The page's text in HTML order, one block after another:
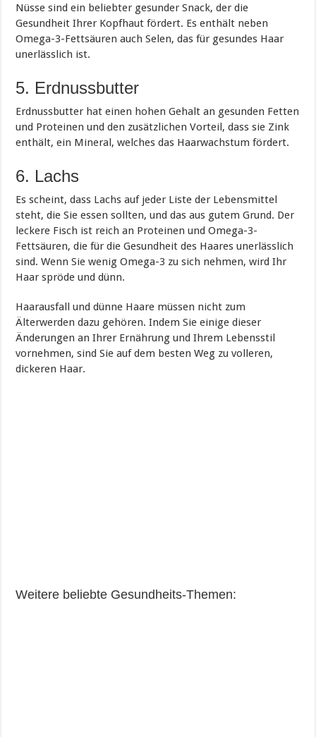
Nüsse sind ein beliebter gesunder Snack, der die
Gesundheit Ihrer Kopfhaut fördert. Es enthält neben
Omega-3-Fettsäuren auch Selen, das für gesundes Haar
unerlässlich ist.
5. Erdnussbutter
Erdnussbutter hat einen hohen Gehalt an gesunden Fetten
und Proteinen und den zusätzlichen Vorteil, dass sie Zink
enthält, ein Mineral, welches das Haarwachstum fördert.
6. Lachs
Es scheint, dass Lachs auf jeder Liste der Lebensmittel
steht, die Sie essen sollten, und das aus gutem Grund. Der
leckere Fisch ist reich an Proteinen und Omega-3-
Fettsäuren, die für die Gesundheit des Haares unerlässlich
sind. Wenn Sie wenig Omega-3 zu sich nehmen, wird Ihr
Haar spröde und dünn.
Haarausfall und dünne Haare müssen nicht zum
Älterwerden dazu gehören. Indem Sie einige dieser
Änderungen an Ihrer Ernährung und Ihrem Lebensstil
vornehmen, sind Sie auf dem besten Weg zu volleren,
dickeren Haar.
Weitere beliebte Gesundheits-Themen: